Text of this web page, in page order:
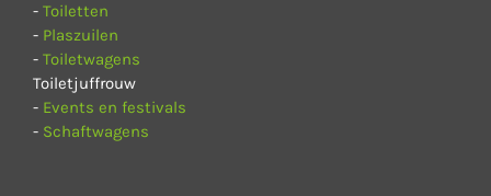
- Toiletten
- Plaszuilen
- Toiletwagens
Toiletjuffrouw
- Events en festivals
- Schaftwagens